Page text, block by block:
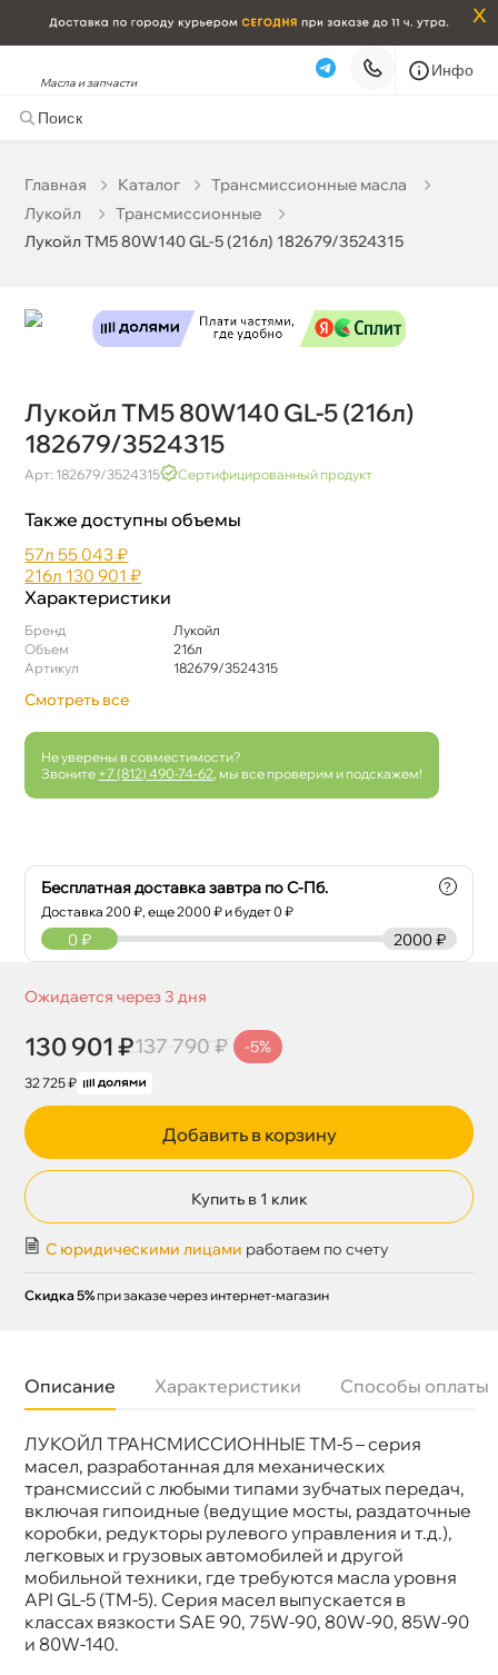
x
Масла и запчасти
Инфо
Главная Катало
Трансмиссионные масла
Лукойл
Трансмиссионные
Лукойл ТМ5 80W140 GL-5 (216л) 182679/3524315
Лукойл ТМ5 80W140 GL-5 (216л)
182679/3524315
Арт: 182679/3524315 Сертифицированный продукт
Также доступны объемы
57л 55 043 ₽
216л 130 901 ₽
Характеристики
Бренд
Лукойл
Объем
216л
Артикул
182679/3524315
Смотреть все
Не уверены в совместимости?
Звоните +7 (812) 490-74-62 , мы все проверим и подскажем!
Бесплатная доставка завтра по С-Пб.
Доставка200 ₽, еще2000 ₽ и будет 0 ₽
?
2000 ₽
0 ₽
Ожидается через 3 дня
130 901 ₽137 790 ₽ -5%
32 725 ₽
Добавить в корзину
Купить в 1 клик
С юридическими лицами работаем по счету
Скидка 5% при заказе через интернет-магазин
Описание Характеристики Способы оплаты
ЛУКОЙЛ ТРАНСМИССИОННЫЕ ТМ-5 – серия
масел, разработанная для механических
трансмиссий с любыми типами зубчатых передач,
ключая гипоидные (ведущие мосты, раздаточные
коробки, редукторы рулевого управления и т.д.),
легковых и грузовых автомобилей и другой
мобильной техники, где требуются масла уровня
API GL-5 (ТМ-5). Серия масел выпускается
классах вязкости SAE 90, 75W-90, 80W-90, 85W-90
и 80W-140.
Бренд
Лукойл
Артикул
182679/3524315
Бесплатная Сегодня, 10.08 (при заказе от 2000₽)
Самовывоз